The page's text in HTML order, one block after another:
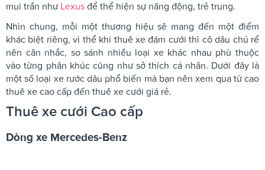
mui trần như Lexus để thể hiện sự năng động, trẻ trung.
Nhìn chung, mỗi một thương hiệu sẽ mang đến một điểm
khác biệt riêng, vì thể khi thuê xe đám cưới thì cô dâu chú rể
nên cân nhắc, so sánh nhiều loại xe khác nhau phù thuộc
vào từng phân khúc cũng như sở thích cá nhân. Dưới đây là
một số loại xe rước dâu phổ biến mà bạn nên xem qua từ cao
thuê xe cao cấp đến thuê xe cưới giá rẻ.
Thuê xe cưới Cao cấp
Dòng xe Mercedes-Benz